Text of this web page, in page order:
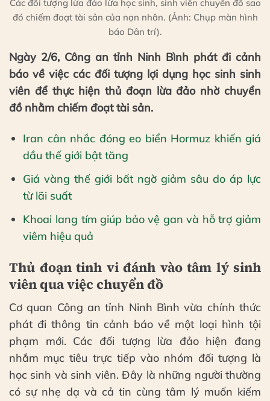
Các đối tượng lừa đảo lừa học sinh, sinh viên chuyển đồ sao
đó chiếm đoạt tài sản của nạn nhân. (Ảnh: Chụp màn hình
báo Dân trí).
Ngày 2/6, Công an tỉnh Ninh Bình phát đi cảnh
báo về việc các đối tượng lợi dụng học sinh sinh
viên để thực hiện thủ đoạn lừa đảo nhờ chuyển
đồ nhằm chiếm đoạt tài sản.
Iran cân nhắc đóng eo biển Hormuz khiến giá
dầu thế giới bật tăng
Giá vàng thế giới bất ngờ giảm sâu do áp lực
từ lãi suất
Khoai lang tím giúp bảo vệ gan và hỗ trợ giảm
viêm hiệu quả
Thủ đoạn tinh vi đánh vào tâm lý sinh
viên qua việc chuyển đồ
Cơ quan Công an tỉnh Ninh Bình vừa chính thức
phát đi thông tin cảnh báo về một loại hình tội
phạm mới. Các đối tượng lừa đảo hiện đang
nhắm mục tiêu trực tiếp vào nhóm đối tượng là
học sinh và sinh viên. Đây là những người thường
có sự nhẹ dạ và cả tin cùng tâm lý muốn kiếm